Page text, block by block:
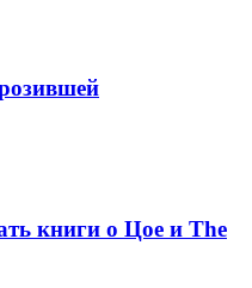
книги о Цое и The